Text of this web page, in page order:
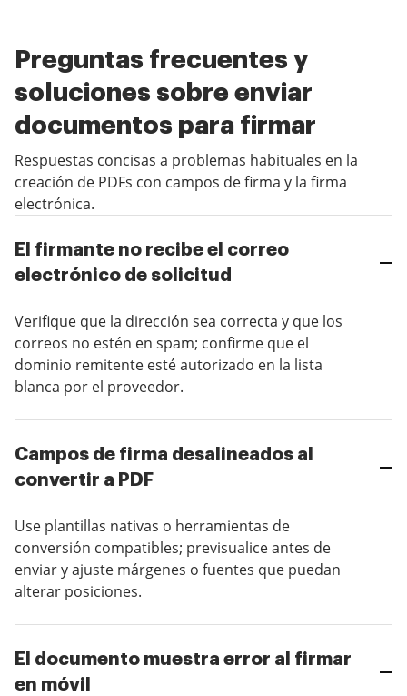
Preguntas frecuentes y
soluciones sobre enviar
documentos para firmar
Respuestas concisas a problemas habituales en la
creación de PDFs con campos de firma y la firma
electrónica.
El firmante no recibe el correo
electrónico de solicitud
Verifique que la dirección sea correcta y que los
correos no estén en spam; confirme que el
dominio remitente esté autorizado en la lista
blanca por el proveedor.
Campos de firma desalineados al
convertir a PDF
Use plantillas nativas o herramientas de
conversión compatibles; previsualice antes de
enviar y ajuste márgenes o fuentes que puedan
alterar posiciones.
El documento muestra error al firmar
en móvil